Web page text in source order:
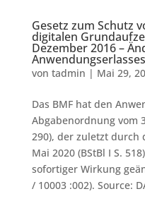
Gesetz zum Schutz
digitalen
Dezember 2016 –
von tadmin | Mai 29,
Das BMF hat den
Abgabenordnung vom
290), der zuletzt durch
Mai 2020 (BStBl I S.
sofortiger Wirkung
/ 10003 :002). Source: